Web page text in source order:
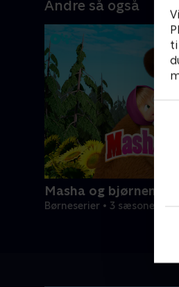
Andre så også
Masha og bjørnen
Børneserier • 3 sæsoner